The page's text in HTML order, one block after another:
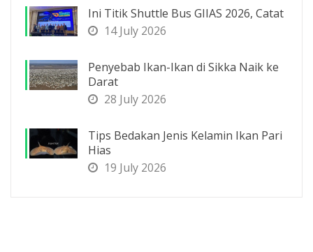
Ini Titik Shuttle Bus GIIAS 2026, Catat
14 July 2026
Penyebab Ikan-Ikan di Sikka Naik ke
Darat
28 July 2026
Tips Bedakan Jenis Kelamin Ikan Pari
Hias
19 July 2026